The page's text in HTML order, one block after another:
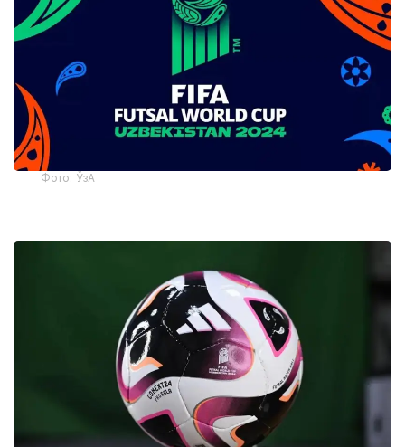
Фото: ЎзА